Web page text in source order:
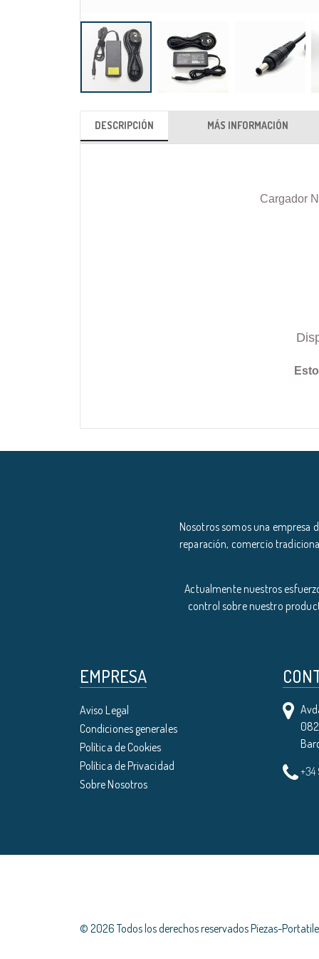
DESCRIPCIÓN
Cargador
MÁS INFORMACIÓN
Nosotros somos una empresa
reparación, comercio
Actualmente nuestros
control sobre nuestro
EMPRESA
Aviso Legal
Condiciones generales
Política de Cookies
Política de Privacidad
Sobre Nosotros
© 2026 Todos los derechos reservados Piezas-